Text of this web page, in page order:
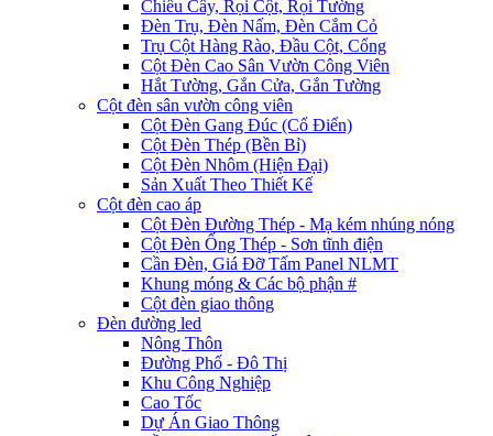
Chiếu Cây, Rọi Cột, Rọi Tường
Đèn Trụ, Đèn Nấm, Đèn Cắm Cỏ
Trụ Cột Hàng Rào, Đầu Cột, Cổng
Cột Đèn Cao Sân Vườn Công Viên
Hắt Tường, Gắn Cửa, Gắn Tường
Cột đèn sân vườn công viên
Cột Đèn Gang Đúc (Cổ Điển)
Cột Đèn Thép (Bền Bỉ)
Cột Đèn Nhôm (Hiện Đại)
Sản Xuất Theo Thiết Kế
Cột đèn cao áp
Cột Đèn Đường Thép - Mạ kém nhúng nóng
Cột Đèn Ống Thép - Sơn tĩnh điện
Cần Đèn, Giá Đỡ Tấm Panel NLMT
Khung móng & Các bộ phận #
Cột đèn giao thông
Đèn đường led
Nông Thôn
Đường Phố - Đô Thị
Khu Công Nghiệp
Cao Tốc
Dự Án Giao Thông